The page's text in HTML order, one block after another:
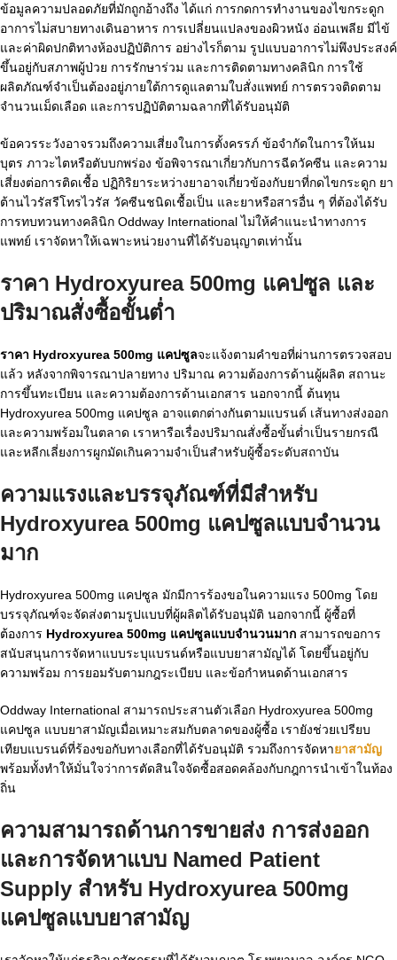
ข้อมูลความปลอดภัยที่มักถูกอ้างถึง ได้แก่ การกดการทำงานของไขกระดูก
อาการไม่สบายทางเดินอาหาร การเปลี่ยนแปลงของผิวหนัง อ่อนเพลีย มีไข้
และค่าผิดปกติทางห้องปฏิบัติการ อย่างไรก็ตาม รูปแบบอาการไม่พึงประสงค์
ขึ้นอยู่กับสภาพผู้ป่วย การรักษาร่วม และการติดตามทางคลินิก การใช้
ผลิตภัณฑ์จำเป็นต้องอยู่ภายใต้การดูแลตามใบสั่งแพทย์ การตรวจติดตาม
จำนวนเม็ดเลือด และการปฏิบัติตามฉลากที่ได้รับอนุมัติ
ข้อควรระวังอาจรวมถึงความเสี่ยงในการตั้งครรภ์ ข้อจำกัดในการให้นม
บุตร ภาวะไตหรือตับบกพร่อง ข้อพิจารณาเกี่ยวกับการฉีดวัคซีน และความ
เสี่ยงต่อการติดเชื้อ ปฏิกิริยาระหว่างยาอาจเกี่ยวข้องกับยาที่กดไขกระดูก ยา
ต้านไวรัสรีโทรไวรัส วัคซีนชนิดเชื้อเป็น และยาหรือสารอื่น ๆ ที่ต้องได้รับ
การทบทวนทางคลินิก Oddway International ไม่ให้คำแนะนำทางการ
แพทย์ เราจัดหาให้เฉพาะหน่วยงานที่ได้รับอนุญาตเท่านั้น
ราคา Hydroxyurea 500mg แคปซูล และ
ปริมาณสั่งซื้อขั้นต่ำ
ราคา Hydroxyurea 500mg แคปซูลจะแจ้งตามคำขอที่ผ่านการตรวจสอบ
แล้ว หลังจากพิจารณาปลายทาง ปริมาณ ความต้องการด้านผู้ผลิต สถานะ
การขึ้นทะเบียน และความต้องการด้านเอกสาร นอกจากนี้ ต้นทุน
Hydroxyurea 500mg แคปซูล อาจแตกต่างกันตามแบรนด์ เส้นทางส่งออก
และความพร้อมในตลาด เราหารือเรื่องปริมาณสั่งซื้อขั้นต่ำเป็นรายกรณี
และหลีกเลี่ยงการผูกมัดเกินความจำเป็นสำหรับผู้ซื้อระดับสถาบัน
ความแรงและบรรจุภัณฑ์ที่มีสำหรับ
Hydroxyurea 500mg แคปซูลแบบจำนวน
มาก
Hydroxyurea 500mg แคปซูล มักมีการร้องขอในความแรง 500mg โดย
บรรจุภัณฑ์จะจัดส่งตามรูปแบบที่ผู้ผลิตได้รับอนุมัติ นอกจากนี้ ผู้ซื้อที่
ต้องการ Hydroxyurea 500mg แคปซูลแบบจำนวนมาก สามารถขอการ
สนับสนุนการจัดหาแบบระบุแบรนด์หรือแบบยาสามัญได้ โดยขึ้นอยู่กับ
ความพร้อม การยอมรับตามกฎระเบียบ และข้อกำหนดด้านเอกสาร
Oddway International สามารถประสานตัวเลือก Hydroxyurea 500mg
แคปซูล แบบยาสามัญเมื่อเหมาะสมกับตลาดของผู้ซื้อ เรายังช่วยเปรียบ
เทียบแบรนด์ที่ร้องขอกับทางเลือกที่ได้รับอนุมัติ รวมถึงการจัดหายาสามัญ
พร้อมทั้งทำให้มั่นใจว่าการตัดสินใจจัดซื้อสอดคล้องกับกฎการนำเข้าในท้อง
ถิ่น
ความสามารถด้านการขายส่ง การส่งออก
และการจัดหาแบบ Named Patient
Supply สำหรับ Hydroxyurea 500mg
แคปซูลแบบยาสามัญ